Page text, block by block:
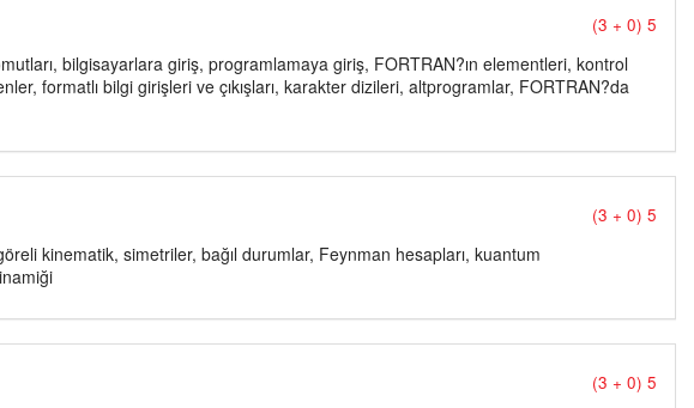
(3 + 0) 5
bilgisayarlara giriş, programlamaya giriş, FORTRAN?ın elementleri, kontrol
formatlı bilgi girişleri ve çıkışları, karakter dizileri, altprogramlar, FORTRAN?da
(3 + 0) 5
kinematik, simetriler, bağıl durumlar, Feynman hesapları, kuantum
(3 + 0) 5